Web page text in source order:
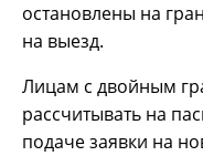
остановлены на
на выезд.
Лицам с двойным
рассчитывать на
подаче заявки на